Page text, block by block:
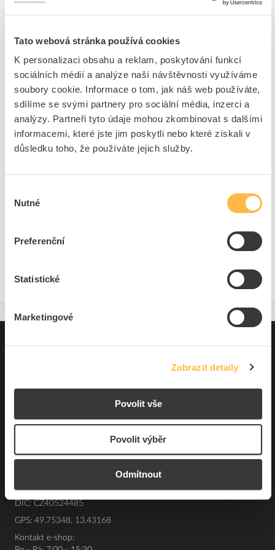
Tato webová stránka používá cookies
K personalizaci obsahu a reklam, poskytování funkcí
sociálních médií a analýze naší návštěvnosti využíváme
soubory cookie. Informace o tom, jak náš web používáte,
sdílíme se svými partnery pro sociální média, inzerci a
analýzy. Partneři tyto údaje mohou zkombinovat s dalšími
informacemi, které jste jim poskytli nebo které získali v
důsledku toho, že používáte jejich služby.
souhlasu
Nutné
Preferenční
Statistické
Marketingové
Zobrazit detaily
Povolit vše
Povolit výběr
Odmítnout
k překročení maximálního povoleného proudu, a tedy
dosažení nadproudu. V domácích podmínkách obvykle
jejich uživatele. Po odstranění příčiny je možnéjističsnadno
opět uvést do původního stavu, tedy znovu propojit
dotčený elektrický obvod. U dříve používaných pojistek to
bylo možné pouze její výměnou za novou.
V domácí jističové skříni je obvykle celá sada těchto
ochranných prvků. Hlavní jistič najdete zařazen do obvodu
Sortiment jističů pokrývá celé spektrum v praxi používaných
jako hlavní jistič nejčastěji využívá kombinace tří jističů 16A.
Plzeň 312 00
IČO: 40524485
DIČ: CZ40524485
GPS: 49.75348, 13.43168
Kontakt e-shop: